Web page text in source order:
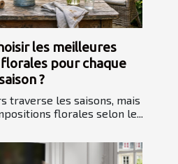
les meilleures
pour chaque
saison ?
traverse les saisons, mais
florales selon le...